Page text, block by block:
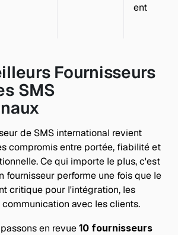
ent
Fournisseurs
SMS
de SMS international revient
compromis entre portée, fiabilité et
Ce qui importe le plus, c'est
fournisseur performe une fois que le
critique pour l'intégration, les
avec les clients.
en revue 10 fournisseurs